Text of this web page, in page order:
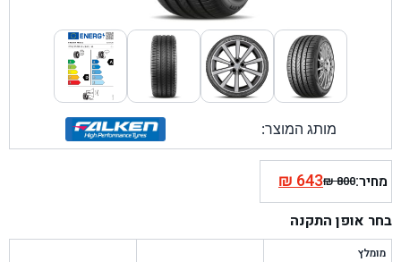
מותג המוצר:
מחיר: ₪800
המחיר
המקורי
היה:
₪643המחיר
הנוכחי
הוא:
בחר אופן התקנה
מומלץ